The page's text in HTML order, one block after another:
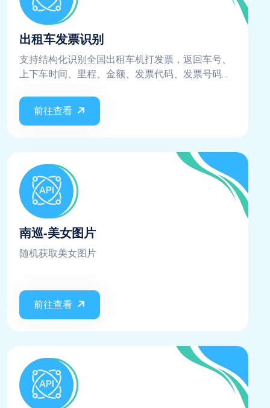
出租车发票识别
支持结构化识别全国出租车机打发票，返回车号、
上下车时间、里程、金额、发票代码、发票号码、
前往查看
南巡-美女图片
随机获取美女图片
前往查看